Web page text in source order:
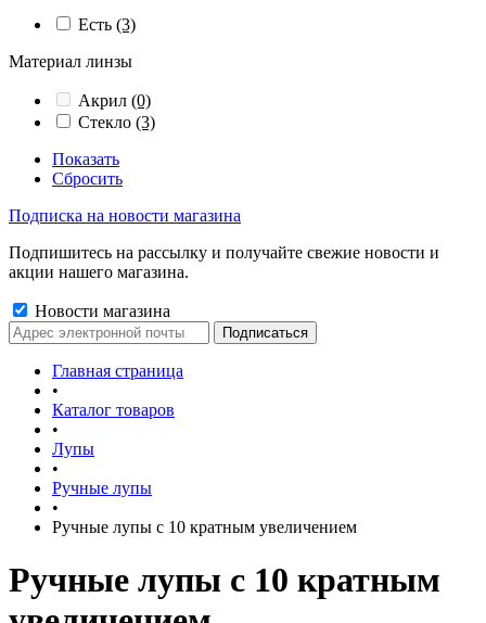
Есть (3)
Материал линзы
Акрил (0)
Стекло (3)
Показать
Сбросить
Подписка на новости магазина
Подпишитесь на рассылку и получайте свежие новости и
акции нашего магазина.
Новости магазина
Главная страница
•
Каталог товаров
•
Лупы
•
Ручные лупы
•
Ручные лупы с 10 кратным увеличением
Ручные лупы с 10 кратным